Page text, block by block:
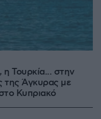
Τουρκία... στην
της Άγκυρας με
Κυπριακό